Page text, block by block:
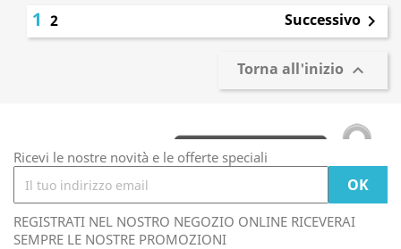
1 2 Successivo 
Torna all'inizio 
Ricevi le nostre novità e le offerte speciali
REGISTRATI NEL NOSTRO NEGOZIO ONLINE RICEVERAI
SEMPRE LE NOSTRE PROMOZIONI